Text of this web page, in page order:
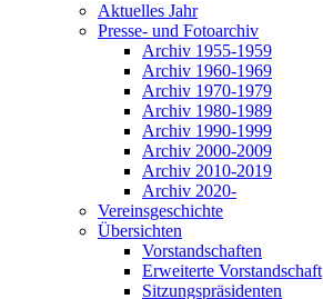
Aktuelles Jahr
Presse- und Fotoarchiv
Archiv 1955-1959
Archiv 1960-1969
Archiv 1970-1979
Archiv 1980-1989
Archiv 1990-1999
Archiv 2000-2009
Archiv 2010-2019
Archiv 2020-
Vereinsgeschichte
Übersichten
Vorstandschaften
Erweiterte Vorstandschaft
Sitzungspräsidenten